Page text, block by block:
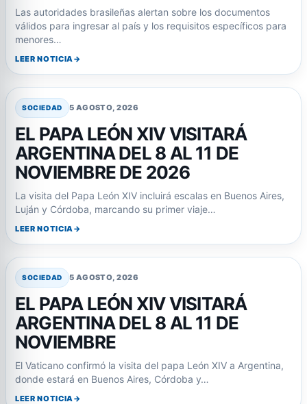
Las autoridades brasileñas alertan sobre los documentos
válidos para ingresar al país y los requisitos específicos para
menores…
LEER NOTICIA
SOCIEDAD 5 AGOSTO, 2026
EL PAPA LEÓN XIV VISITARÁ
ARGENTINA DEL 8 AL 11 DE
NOVIEMBRE DE 2026
La visita del Papa León XIV incluirá escalas en Buenos Aires,
Luján y Córdoba, marcando su primer viaje…
LEER NOTICIA
SOCIEDAD 5 AGOSTO, 2026
EL PAPA LEÓN XIV VISITARÁ
ARGENTINA DEL 8 AL 11 DE
NOVIEMBRE
El Vaticano confirmó la visita del papa León XIV a Argentina,
donde estará en Buenos Aires, Córdoba y…
LEER NOTICIA